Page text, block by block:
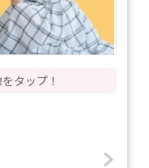
タップ！